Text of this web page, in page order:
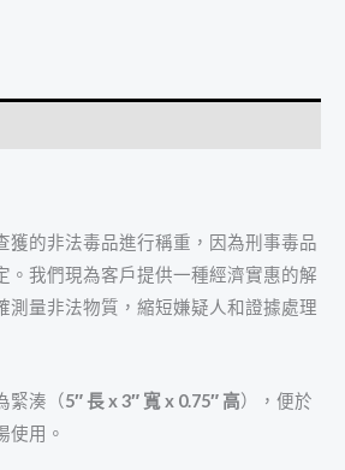
獲的非法毒品進行稱重，因為刑事毒品
。我們現為客戶提供一種經濟實惠的解
測量非法物質，縮短嫌疑人和證據處理
緊湊（5″ 長 x 3″ 寬 x 0.75″ 高），便於
使用。